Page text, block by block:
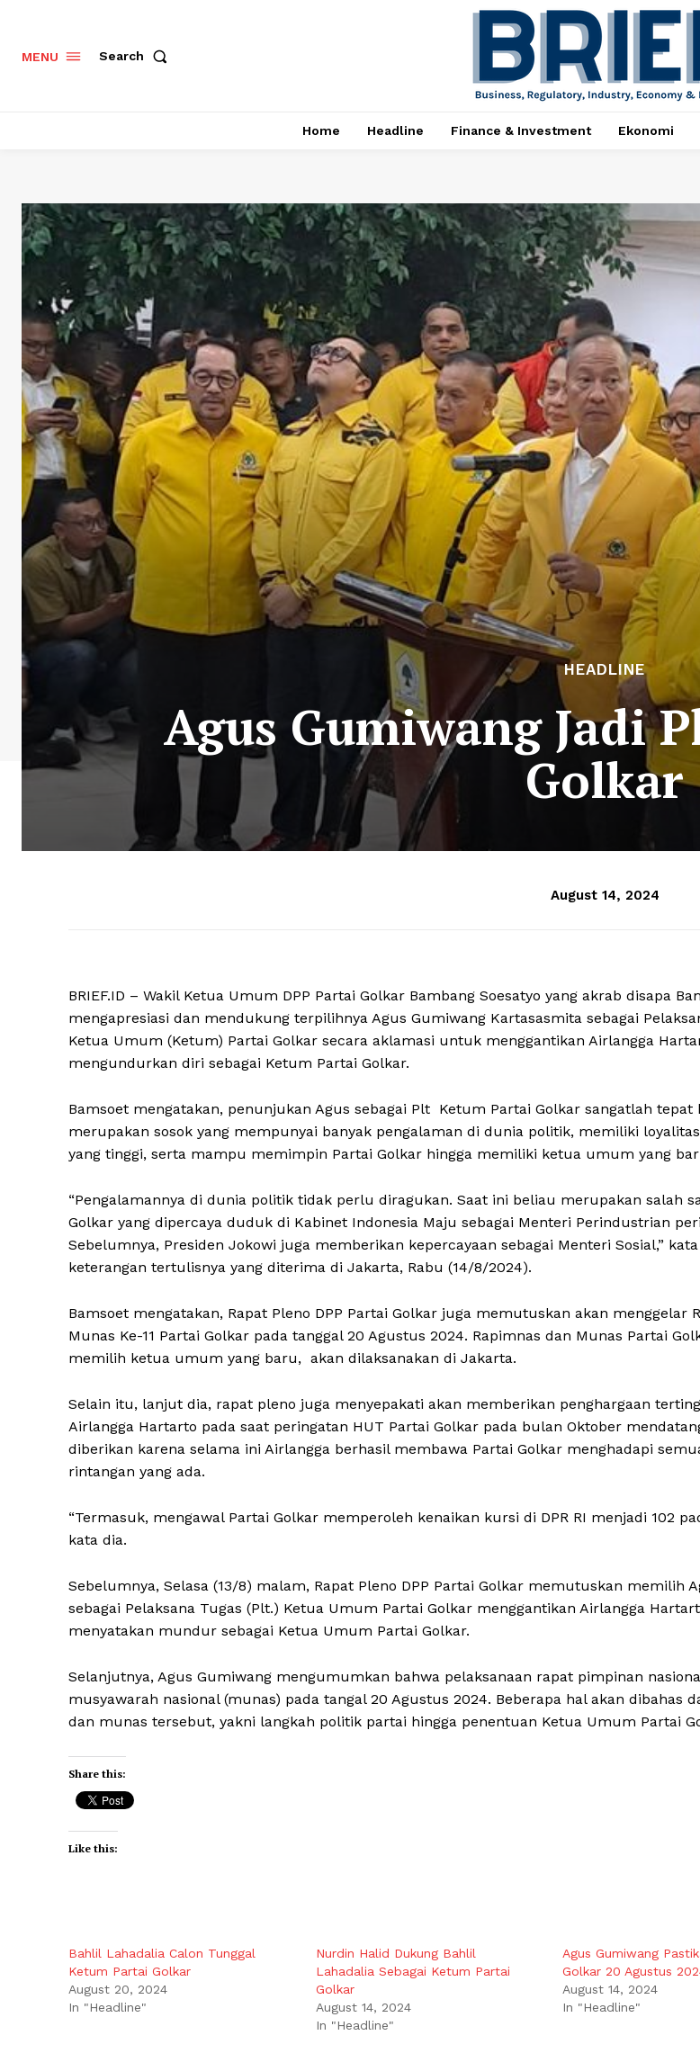
MENU Search
Home Headline Finance & Investment Ekonomi
HEADLINE
Agus Gumiwang Jadi
Golkar
August 14, 2024
BRIEF.ID – Wakil Ketua Umum DPP Partai Golkar Bambang Soesatyo yang akrab disapa
mengapresiasi dan mendukung terpilihnya Agus Gumiwang Kartasasmita sebagai
Ketua Umum (Ketum) Partai Golkar secara aklamasi untuk menggantikan Airlangga
mengundurkan diri sebagai Ketum Partai Golkar.
Bamsoet mengatakan, penunjukan Agus sebagai Plt Ketum Partai Golkar sangatlah tepat
merupakan sosok yang mempunyai banyak pengalaman di dunia politik, memiliki
yang tinggi, serta mampu memimpin Partai Golkar hingga memiliki ketua umum yang
“Pengalamannya di dunia politik tidak perlu diragukan. Saat ini beliau merupakan salah
Golkar yang dipercaya duduk di Kabinet Indonesia Maju sebagai Menteri Perindustrian
Sebelumnya, Presiden Jokowi juga memberikan kepercayaan sebagai Menteri Sosial,”
keterangan tertulisnya yang diterima di Jakarta, Rabu (14/8/2024).
Bamsoet mengatakan, Rapat Pleno DPP Partai Golkar juga memutuskan akan menggelar
Munas Ke-11 Partai Golkar pada tanggal 20 Agustus 2024. Rapimnas dan Munas Partai
memilih ketua umum yang baru, akan dilaksanakan di Jakarta.
Selain itu, lanjut dia, rapat pleno juga menyepakati akan memberikan penghargaan
Airlangga Hartarto pada saat peringatan HUT Partai Golkar pada bulan Oktober
diberikan karena selama ini Airlangga berhasil membawa Partai Golkar menghadapi
rintangan yang ada.
“Termasuk, mengawal Partai Golkar memperoleh kenaikan kursi di DPR RI menjadi 102
kata dia.
Sebelumnya, Selasa (13/8) malam, Rapat Pleno DPP Partai Golkar memutuskan memilih
sebagai Pelaksana Tugas (Plt.) Ketua Umum Partai Golkar menggantikan Airlangga
menyatakan mundur sebagai Ketua Umum Partai Golkar.
Selanjutnya, Agus Gumiwang mengumumkan bahwa pelaksanaan rapat pimpinan
musyawarah nasional (munas) pada tangal 20 Agustus 2024. Beberapa hal akan dibahas
dan munas tersebut, yakni langkah politik partai hingga penentuan Ketua Umum Partai
Share this:
Like this:
Bahlil Lahadalia Calon Tunggal
Ketum Partai Golkar
August 20, 2024
In "Headline"
Nurdin Halid Dukung Bahlil
Lahadalia Sebagai Ketum Partai
Golkar
August 14, 2024
In "Headline"
Agus Gumiwang
Golkar 20 Agustus
August 14, 2024
In "Headline"